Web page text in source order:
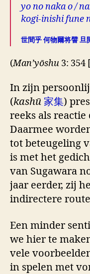
yo no naka o /
kogi-inishi fune
世間乎 何物爾将譬 旦
(Man’yōshu 3: 354
In zijn
(kashū 家集)
reeks als
Daarmee
tot beteugeling
is met het
van Sugawara
jaar eerder, zij
indirectere
Een minder
we hier te
vele
in spelen met